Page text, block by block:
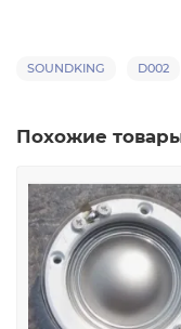
SOUNDKING D002
Похожие